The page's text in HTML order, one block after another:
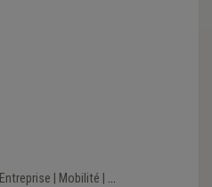
Entreprise Mobilité ...